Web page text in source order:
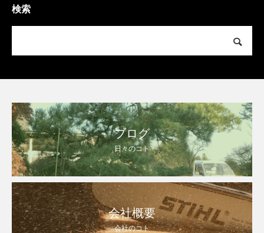
検索
ブログ
日々のコト
会社概要
会社のコト